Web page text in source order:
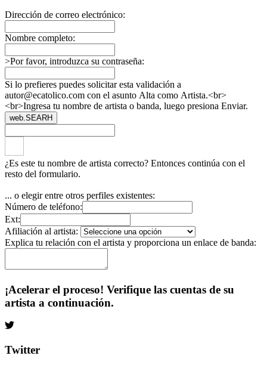
Dirección de correo electrónico:
Nombre completo:
>Por favor, introduzca su contraseña:
Si lo prefieres puedes solicitar esta validación a
autor@ecatolico.com con el asunto Alta como Artista.<br>
<br>Ingresa tu nombre de artista o banda, luego presiona Enviar.
web.SEARH
¿Es este tu nombre de artista correcto? Entonces continúa con el
resto del formulario.
... o elegir entre otros perfiles existentes:
Número de teléfono:
Ext:
Afiliación al artista:
Explica tu relación con el artista y proporciona un enlace de banda:
¡Acelerar el proceso! Verifique las cuentas de su
artista a continuación.
Twitter